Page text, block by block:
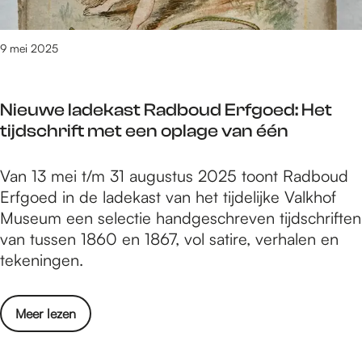
t
d
e
n
L
i
n
d
e
b
e
e
n
g
e
f
e
e
s
t
i
Nieuwe ladekast Radboud Erfgoed: Het
tijdschrift met een oplage van één
9 mei 2025
N
i
e
u
w
l
a
Van 13 mei t/m 31 augustus 2025 toont Radboud
Erfgoed in de ladekast van het tijdelijke Valkhof
Museum een selectie handgeschreven tijdschriften
van tussen 1860 en 1867, vol satire, verhalen en
tekeningen.
Meer lezen
o
v